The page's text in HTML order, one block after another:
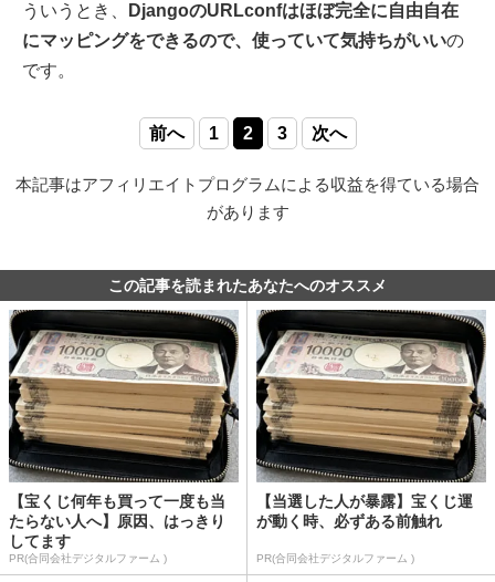
ういうとき、
DjangoのURLconfはほぼ完全に自由自在
にマッピングをできるので、使っていて気持ちがいいの
です。
前へ 1 2 3 次へ
本記事はアフィリエイトプログラムによる収益を得ている場合
があります
この記事を読まれたあなたへのオススメ
【宝くじ何年も買って一度も当
たらない人へ】原因、はっきり
してます
PR(合同会社デジタルファーム )
【当選した人が暴露】宝くじ運
が動く時、必ずある前触れ
PR(合同会社デジタルファーム )